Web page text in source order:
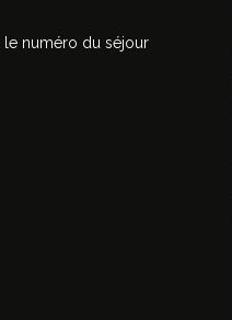
le numéro du séjour